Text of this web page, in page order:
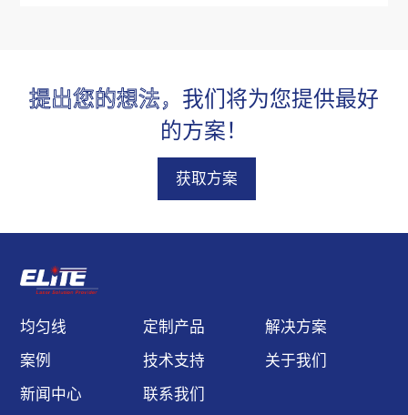
足客户的不同应用与需
求。
提出您的想法， 我们将为您提供最好
的方案！
获取方案
均匀线 定制产品
解决方案
案例
技术支持
关于我们
新闻中心
联系我们